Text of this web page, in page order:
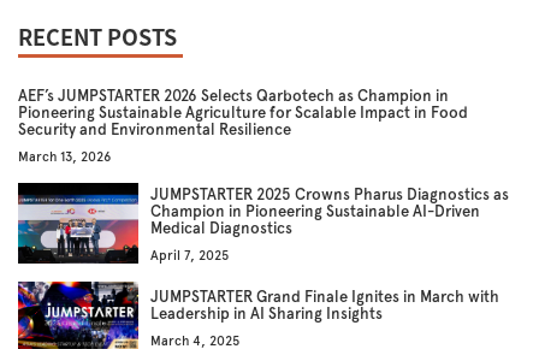
RECENT POSTS
AEF’s JUMPSTARTER 2026 Selects Qarbotech as Champion in
Pioneering Sustainable Agriculture for Scalable Impact in Food
Security and Environmental Resilience
March 13, 2026
JUMPSTARTER 2025 Crowns Pharus Diagnostics as
Champion in Pioneering Sustainable AI-Driven
Medical Diagnostics
April 7, 2025
JUMPSTARTER Grand Finale Ignites in March with
Leadership in AI Sharing Insights
March 4, 2025